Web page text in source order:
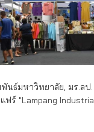
นธ์มหาวิทยาลัย, มร.ลป
ฟร์ "Lampang